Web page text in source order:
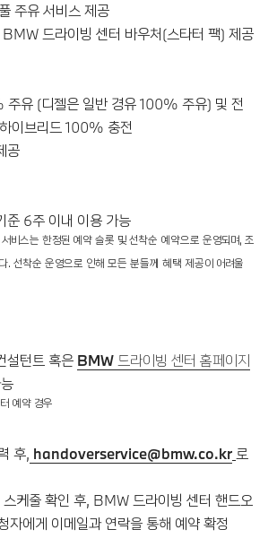
주유 서비스 제공
드라이빙 센터 바우처(스타터 팩) 제공
유 (디젤은 일반 경유 100% 주유) 및 전
이브리드 100% 충전
공
준 6주 이내 이용 가능
비스는 한정된 예약 슬롯 및 선착순 예약으로 운영되며, 조
. 선착순 운영으로 인해 모든 분들께 혜택 제공이 어려울
설턴트 혹은 BMW 드라이빙 센터 홈페이지
예약 경우
후, handoverservice@bmw.co.kr 로
케줄 확인 후, BMW 드라이빙 센터 핸드오
자에게 이메일과 연락을 통해 예약 확정